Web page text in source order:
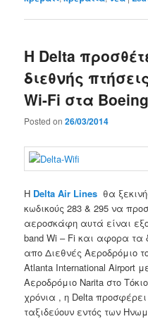
Η Delta
διεθνής
Wi-Fi στα
Posted on26/03/2014
Η Delta Air Lines θα
κωδικούς 283 & 295 να
αεροσκάφη αυτά είναι
band Wi – Fi και αφορα
απο Διεθνές Αεροδρόμιο
Atlanta International Airport
Αεροδρόμιο Narita στο
χρόνια , η Delta
ταξιδεύουν εντός των